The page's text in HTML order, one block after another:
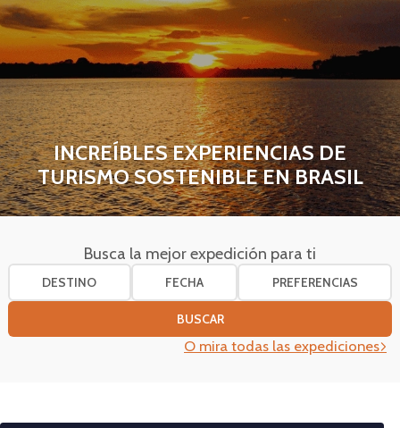
INCREÍBLES EXPERIENCIAS DE
TURISMO SOSTENIBLE EN BRASIL
Busca la mejor expedición para ti
DESTINO FECHA PREFERENCIAS
BUSCAR
O mira todas las expediciones